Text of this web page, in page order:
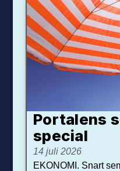
Portalens
special
14 juli 2026
EKONOMI. Snart